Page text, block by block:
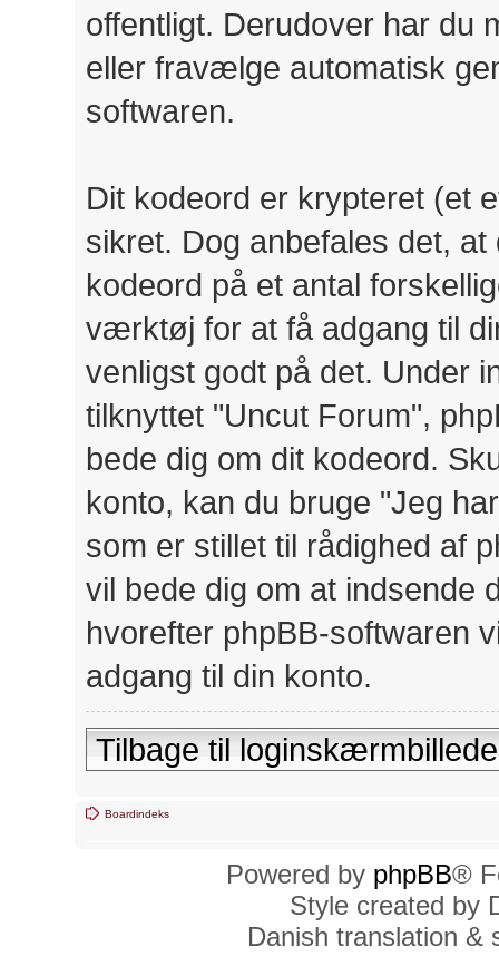
offentligt. Derudover har du
eller fravælge automatisk
softwaren.
Dit kodeord er krypteret (et
sikret. Dog anbefales det,
kodeord på et antal
værktøj for at få adgang til
venligst godt på det. Under
tilknyttet "Uncut Forum",
bede dig om dit kodeord.
konto, kan du bruge "Jeg
som er stillet til rådighed af
vil bede dig om at indsende
hvorefter phpBB-softwaren
adgang til din konto.
Tilbage til loginskærmbillede
Boardindeks
Powered by phpBB®
Style created by
Danish translation &